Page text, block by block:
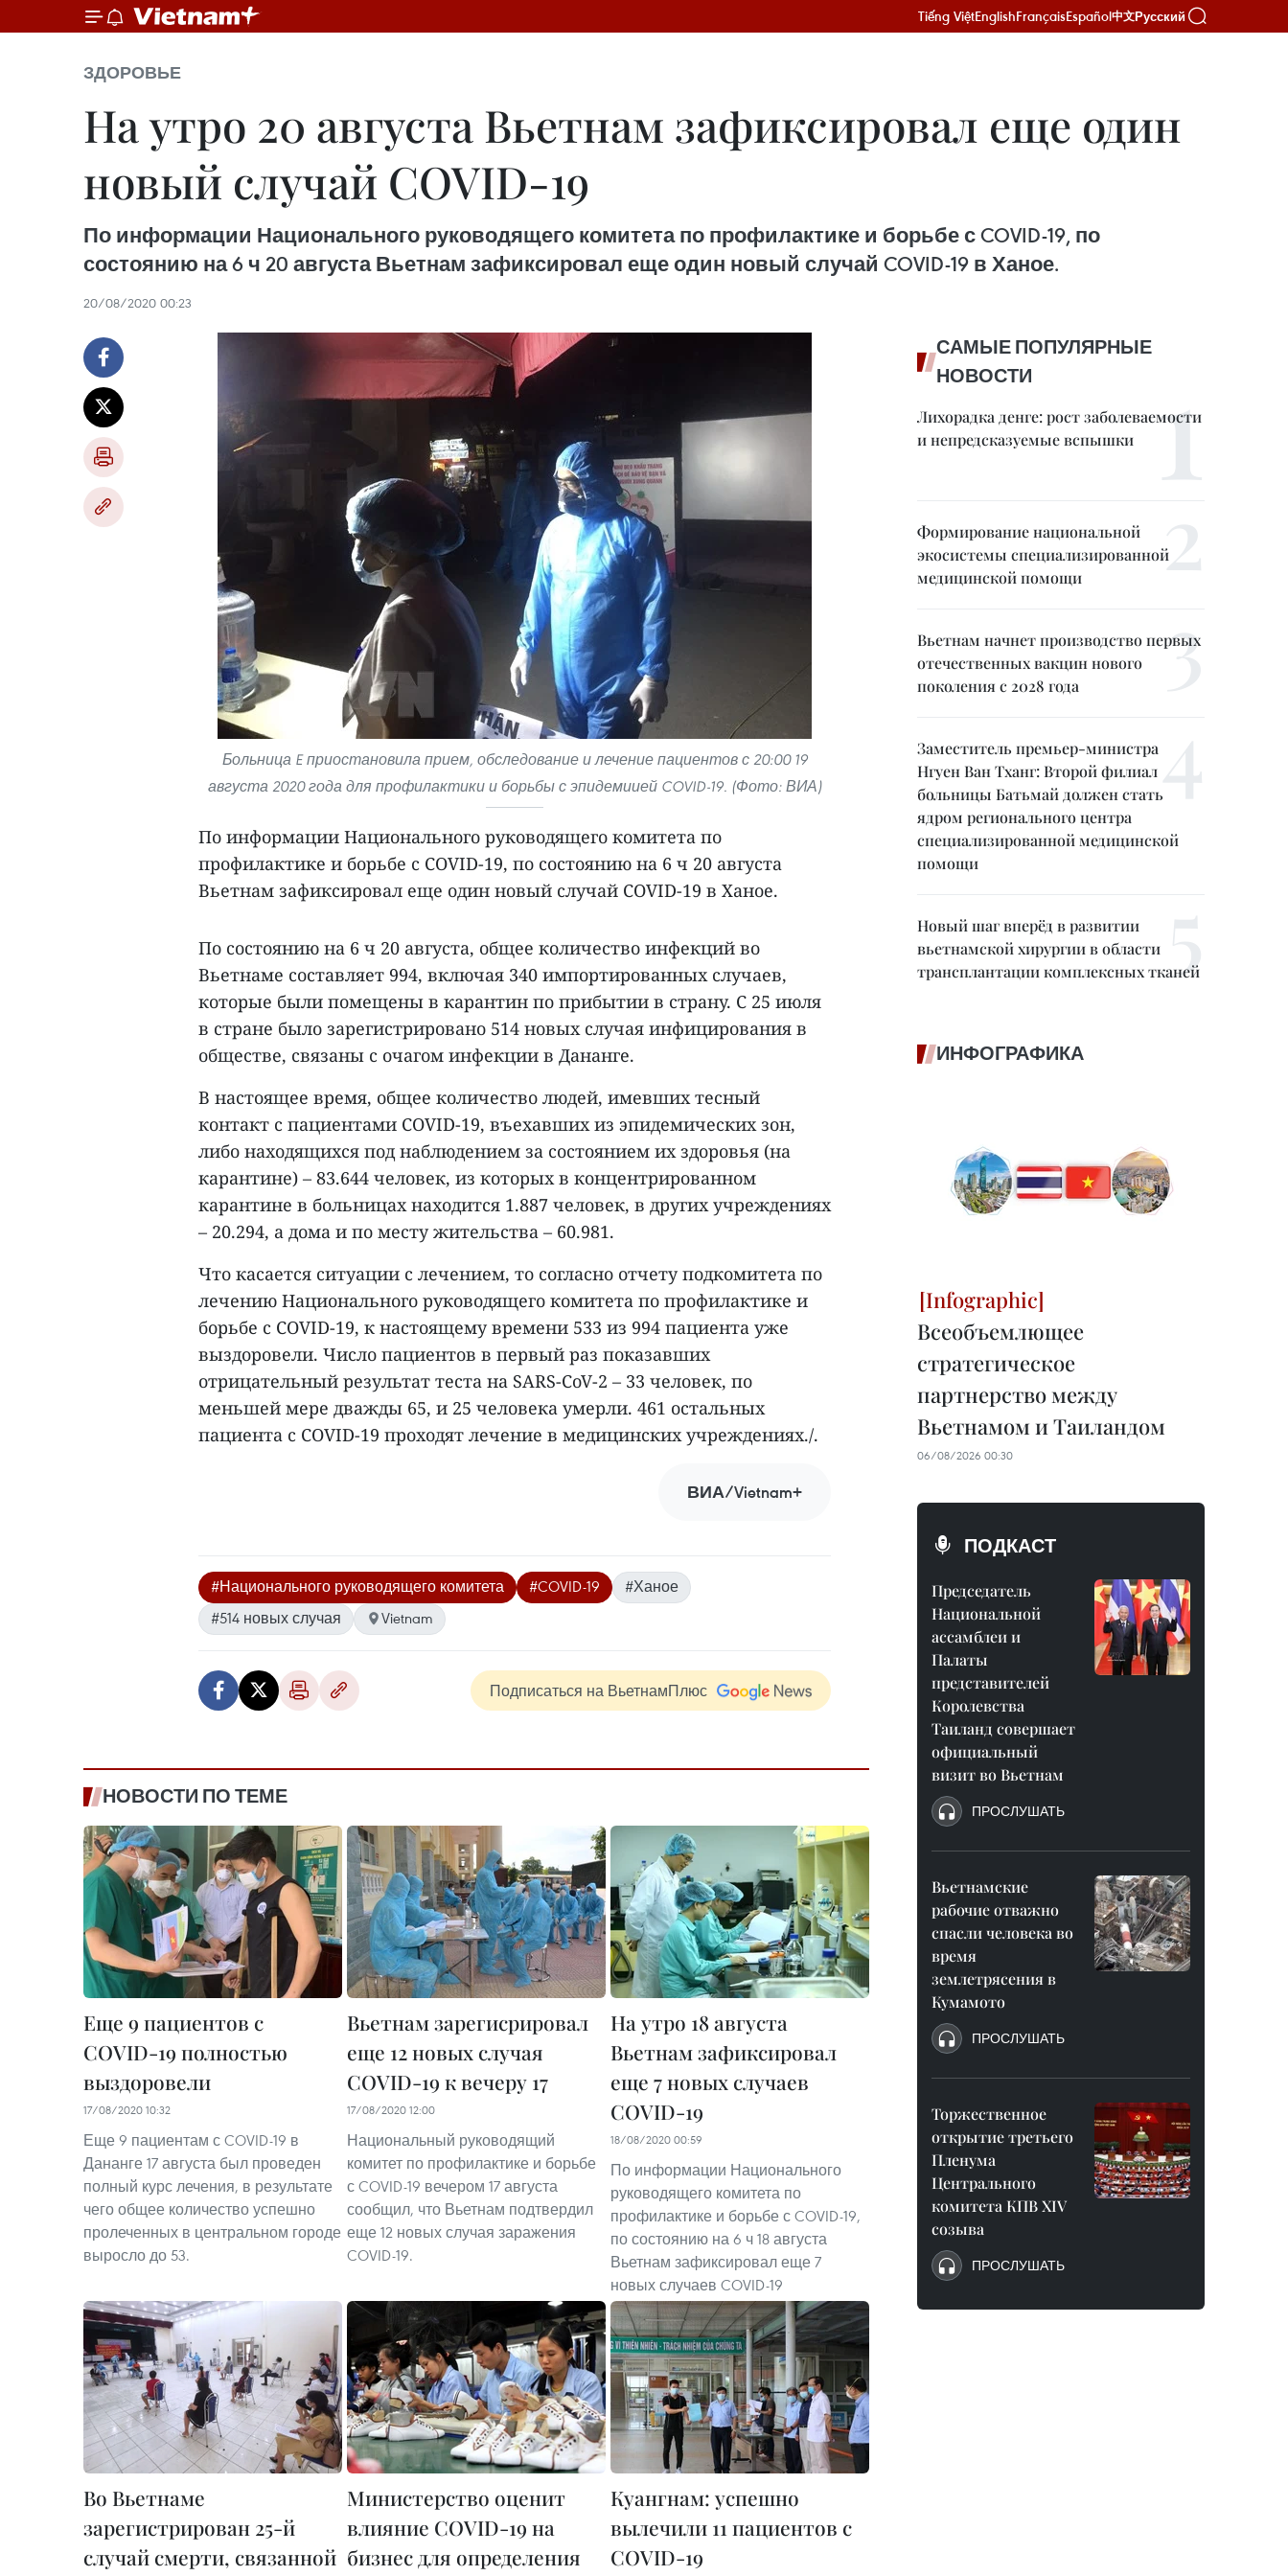
Tiếng ViệtEnglishFrançaisEspañol中文Русский
ЗДОРОВЬЕ
На утро 20 августа Вьетнам зафиксировал еще один
новый случай COVID-19
По информации Национального руководящего комитета по профилактике и борьбе с COVID-19, по
состоянию на 6 ч 20 августа Вьетнам зафиксировал еще один новый случай COVID-19 в Ханое.
20/08/2020 00:23
Больница E приостановила прием, обследование и лечение пациентов с 20:00 19
августа 2020 года для профилактики и борьбы с эпидемиией COVID-19. (Фото: ВИА)
По информации Национального руководящего комитета по
профилактике и борьбе с COVID-19, по состоянию на 6 ч 20 августа
Вьетнам зафиксировал еще один новый случай COVID-19 в Ханое.
По состоянию на 6 ч 20 августа, общее количество инфекций во
Вьетнаме составляет 994, включая 340 импортированных случаев,
которые были помещены в карантин по прибытии в страну. С 25 июля
в стране было зарегистрировано 514 новых случая инфицирования в
обществе, связаны с очагом инфекции в Дананге.
В настоящее время, общее количество людей, имевших тесный
контакт с пациентами COVID-19, въехавших из эпидемических зон,
либо находящихся под наблюдением за состоянием их здоровья (на
карантине) – 83.644 человек, из которых в концентрированном
карантине в больницах находится 1.887 человек, в других учреждениях
– 20.294, а дома и по месту жительства – 60.981.
Что касается ситуации с лечением, то согласно отчету подкомитета по
лечению Национального руководящего комитета по профилактике и
борьбе с COVID-19, к настоящему времени 533 из 994 пациента уже
выздоровели. Число пациентов в первый раз показавших
отрицательный результат теста на SARS-CoV-2 – 33 человек, по
меньшей мере дважды 65, и 25 человека умерли. 461 остальных
пациента с COVID-19 проходят лечение в медицинских учреждениях./.
ВИА/Vietnam+
#Национального руководящего комитета #COVID-19
#Ханое
#514 новых случая
Vietnam
Подписаться на ВьетнамПлюс
НОВОСТИ ПО ТЕМЕ
Еще 9 пациентов с
COVID-19 полностью
выздоровели
17/08/2020 10:32
Еще 9 пациентам с COVID-19 в
Дананге 17 августа был проведен
полный курс лечения, в результате
чего общее количество успешно
пролеченных в центральном городе
выросло до 53.
Вьетнам зарегисрировал
еще 12 новых случая
COVID-19 к вечеру 17
17/08/2020 12:00
Национальный руководящий
комитет по профилактике и борьбе
с COVID-19 вечером 17 августа
сообщил, что Вьетнам подтвердил
еще 12 новых случая заражения
COVID-19.
На утро 18 августа
Вьетнам зафиксировал
еще 7 новых случаев
COVID-19
18/08/2020 00:59
По информации Национального
руководящего комитета по
профилактике и борьбе с COVID-19,
по состоянию на 6 ч 18 августа
Вьетнам зафиксировал еще 7
новых случаев COVID-19
Во Вьетнаме
зарегистрирован 25-й
случай смерти, связанной
Министерство оценит
влияние COVID-19 на
бизнес для определения
Куангнам: успешно
вылечили 11 пациентов с
COVID-19
САМЫЕ ПОПУЛЯРНЫЕ
НОВОСТИ
Лихорадка денге: рост заболеваемости
и непредсказуемые вспышки
Формирование национальной
экосистемы специализированной
медицинской помощи
Вьетнам начнет производство первых
отечественных вакцин нового
поколения с 2028 года
Заместитель премьер-министра
Нгуен Ван Тханг: Второй филиал
больницы Батьмай должен стать
ядром регионального центра
специализированной медицинской
помощи
Новый шаг вперёд в развитии
вьетнамской хирургии в области
трансплантации комплексных тканей
ИНФОГРАФИКА
Всеобъемлющее
стратегическое
партнерство между
Вьетнамом и Таиландом
06/08/2026 00:30
ПОДКАСТ
Председатель
Национальной
ассамблеи и
Палаты
представителей
Королевства
Таиланд совершает
официальный
визит во Вьетнам
ПРОСЛУШАТЬ
Вьетнамские
рабочие отважно
спасли человека во
время
землетрясения в
Кумамото
ПРОСЛУШАТЬ
Торжественное
открытие третьего
Пленума
Центрального
комитета КПВ XIV
созыва
ПРОСЛУШАТЬ